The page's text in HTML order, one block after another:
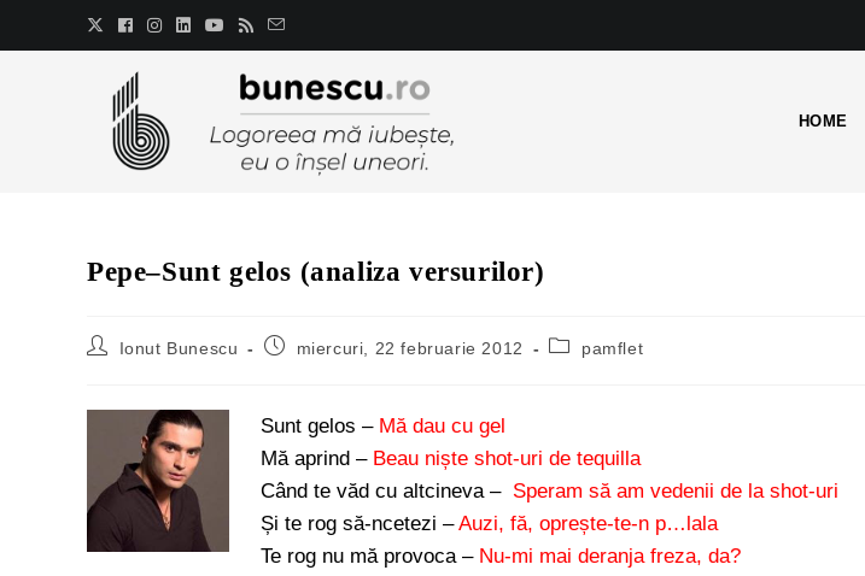
HOME
Pepe–Sunt gelos (analiza versurilor)
Ionut Bunescu miercuri, 22 februarie 2012 pamflet
Sunt gelos – Mă dau cu gel
Mă aprind – Beau niște shot-uri de tequilla
Când te văd cu altcineva – Speram să am vedenii de la shot-uri
Și te rog să-ncetezi –Auzi, fă, oprește-te-n p…lala
Te rog nu mă provoca – Nu-mi mai deranja freza, da?